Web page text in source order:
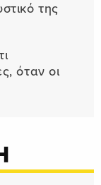
της
όταν οι